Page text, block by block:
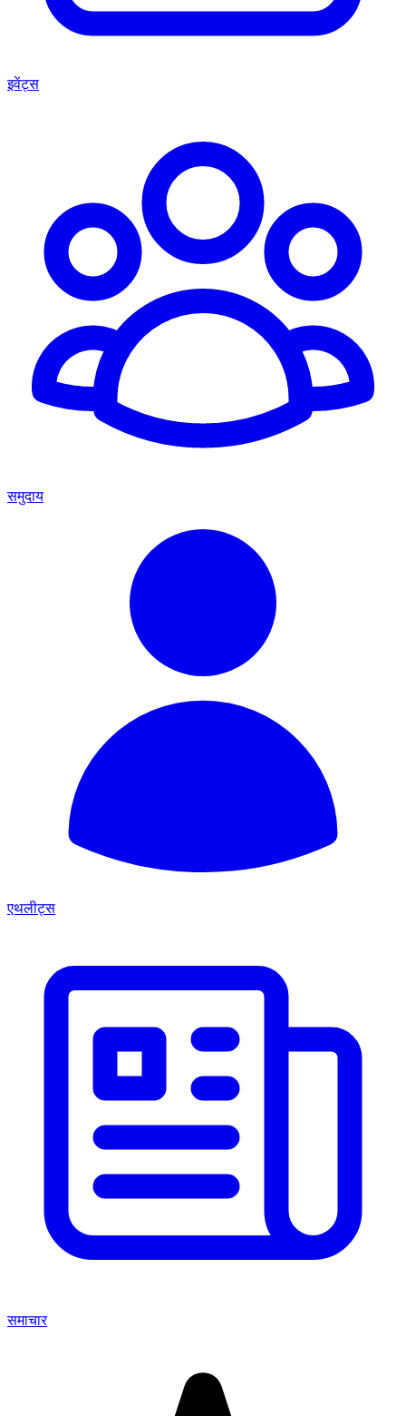
इवेंट्स
समुदाय
एथलीट्स
समाचार